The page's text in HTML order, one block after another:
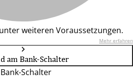
weiteren Voraussetzungen.
Mehr erfahren
am Bank-Schalter
Schalter